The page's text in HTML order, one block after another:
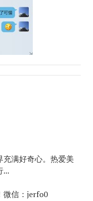
满好奇心。热爱美
...
微信：jerfo0